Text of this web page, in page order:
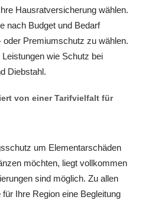
Hausratversicherung wählen.
nach Budget und Bedarf
Premiumschutz zu wählen.
wie Schutz bei
Diebstahl.
von einer Tarifvielfalt für
um Elementarschäden
möchten, liegt vollkommen
sind möglich. Zu allen
Ihre Region eine Begleitung